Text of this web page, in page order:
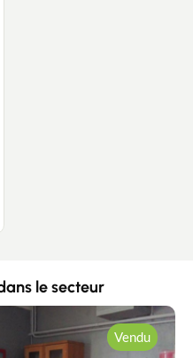
le secteur
Vendu